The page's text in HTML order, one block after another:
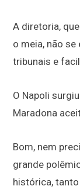
A diretoria,
o meia, não
tribunais e
O Napoli
Maradona
Bom, nem
grande
histórica,